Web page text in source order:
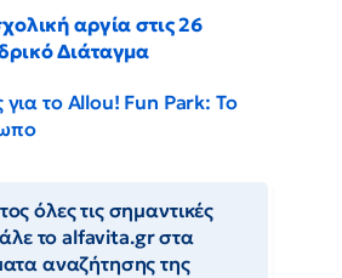
αργία στις 26
Διάταγμα
για το Allou! Fun Park: Το
όλες τις σημαντικές
το alfavita.gr στα
αναζήτησης της